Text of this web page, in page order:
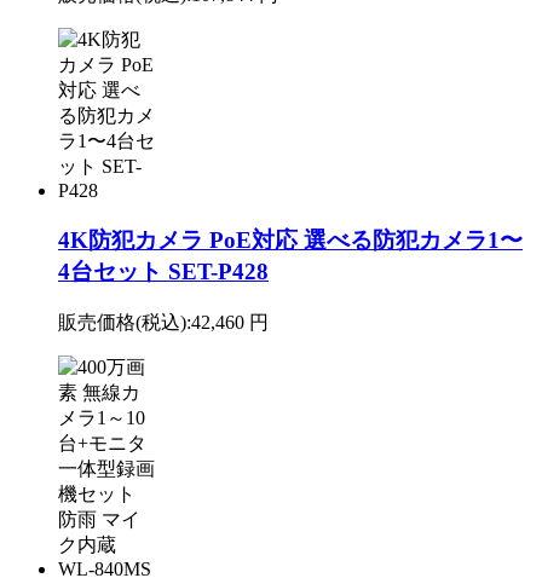
4K防犯カメラ PoE対応 選べる防犯カメラ1〜
4台セット SET-P428
販売価格(税込):42,460 円